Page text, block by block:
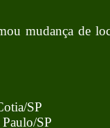
mudança de
SP
SP